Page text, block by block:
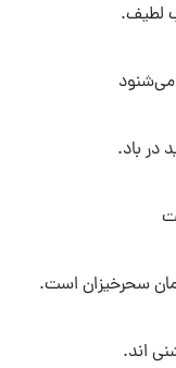
لطیف.
در باد.
سحرخیزان است.
اند.